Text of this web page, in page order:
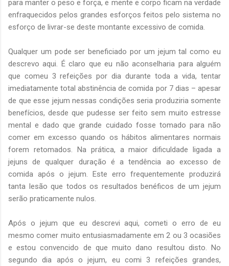
para manter o peso e força, e mente e corpo ficam na verdade
enfraquecidos pelos grandes esforços feitos pelo sistema no
esforço de livrar-se deste montante excessivo de comida.
Qualquer um pode ser beneficiado por um jejum tal como eu
descrevo aqui. É claro que eu não aconselharia para alguém
que comeu 3 refeições por dia durante toda a vida, tentar
imediatamente total abstinência de comida por 7 dias – apesar
de que esse jejum nessas condições seria produziria somente
benefícios, desde que pudesse ser feito sem muito estresse
mental e dado que grande cuidado fosse tomado para não
comer em excesso quando os hábitos alimentares normais
forem retomados. Na prática, a maior dificuldade ligada a
jejuns de qualquer duração é a tendência ao excesso de
comida após o jejum. Este erro frequentemente produzirá
tanta lesão que todos os resultados benéficos de um jejum
serão praticamente nulos.
Após o jejum que eu descrevi aqui, cometi o erro de eu
mesmo comer muito entusiasmadamente em 2 ou 3 ocasiões
e estou convencido de que muito dano resultou disto. No
segundo dia após o jejum, eu comi 3 refeições grandes,